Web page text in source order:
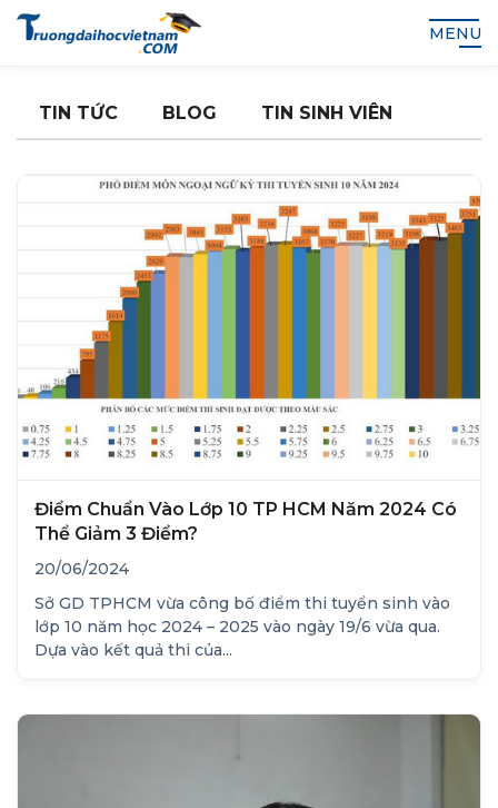
MENU
TIN TỨC BLOG TIN SINH VIÊN
Điểm Chuẩn Vào Lớp 10 TP HCM Năm 2024 Có
Thể Giảm 3 Điểm?
20/06/2024
Sở GD TPHCM vừa công bố điểm thi tuyển sinh vào
lớp 10 năm học 2024 – 2025 vào ngày 19/6 vừa qua.
Dựa vào kết quả thi của...